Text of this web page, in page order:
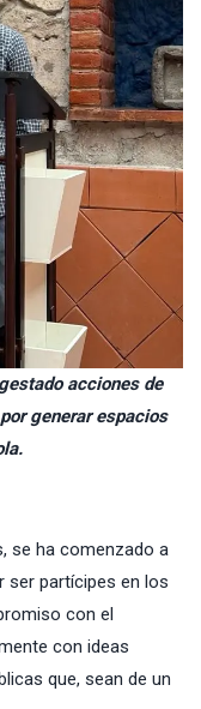
acciones de
generar espacios
se ha comenzado a
ser partícipes en los
con el
con ideas
que, sean de un